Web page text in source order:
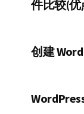
件比较(
创建